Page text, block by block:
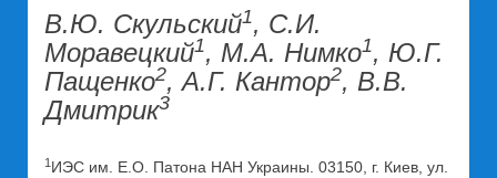
В.Ю. Скульский1, С.И.
Моравецкий1, М.А. Нимко1, Ю.Г.
Пащенко2, А.Г. Кантор2, В.В.
Дмитрик3
1 ИЭС им. Е.О. Патона НАН Украины. 03150, г. Киев, ул.